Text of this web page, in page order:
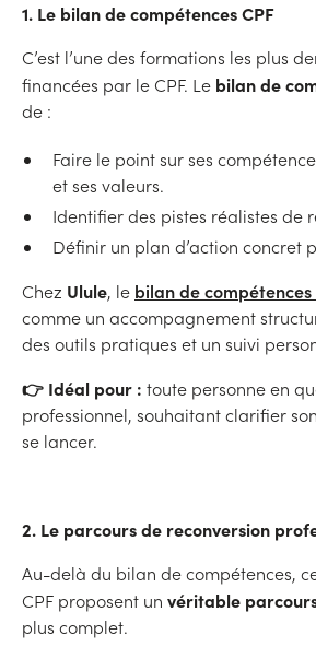
1. Le bilan de compétences CPF
C’est l’une des formations les plus
financées par le CPF. Le bilan de
de :
Faire le point sur ses
et ses valeurs.
Identifier des pistes réalistes de
Définir un plan d’action concret
Chez Ulule, le bilan de compétences
comme un accompagnement
des outils pratiques et un suivi
👉 Idéal pour : toute personne en
professionnel, souhaitant clarifier
se lancer.
2. Le parcours de reconversion
Au-delà du bilan de compétences,
CPF proposent un véritable
plus complet.